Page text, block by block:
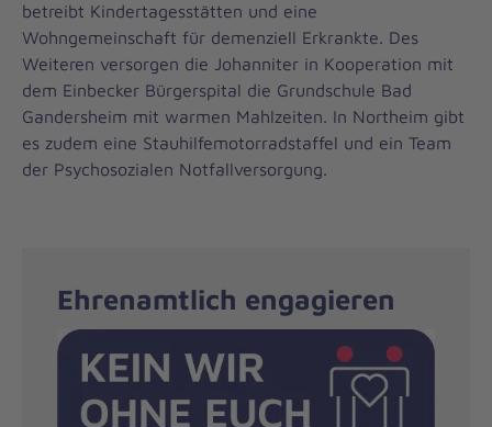
betreibt Kindertagesstätten und eine
Wohngemeinschaft für demenziell Erkrankte. Des
Weiteren versorgen die Johanniter in Kooperation mit
dem Einbecker Bürgerspital die Grundschule Bad
Gandersheim mit warmen Mahlzeiten. In Northeim gibt
es zudem eine Stauhilfemotorradstaffel und ein Team
der Psychosozialen Notfallversorgung.
Ehrenamtlich engagieren